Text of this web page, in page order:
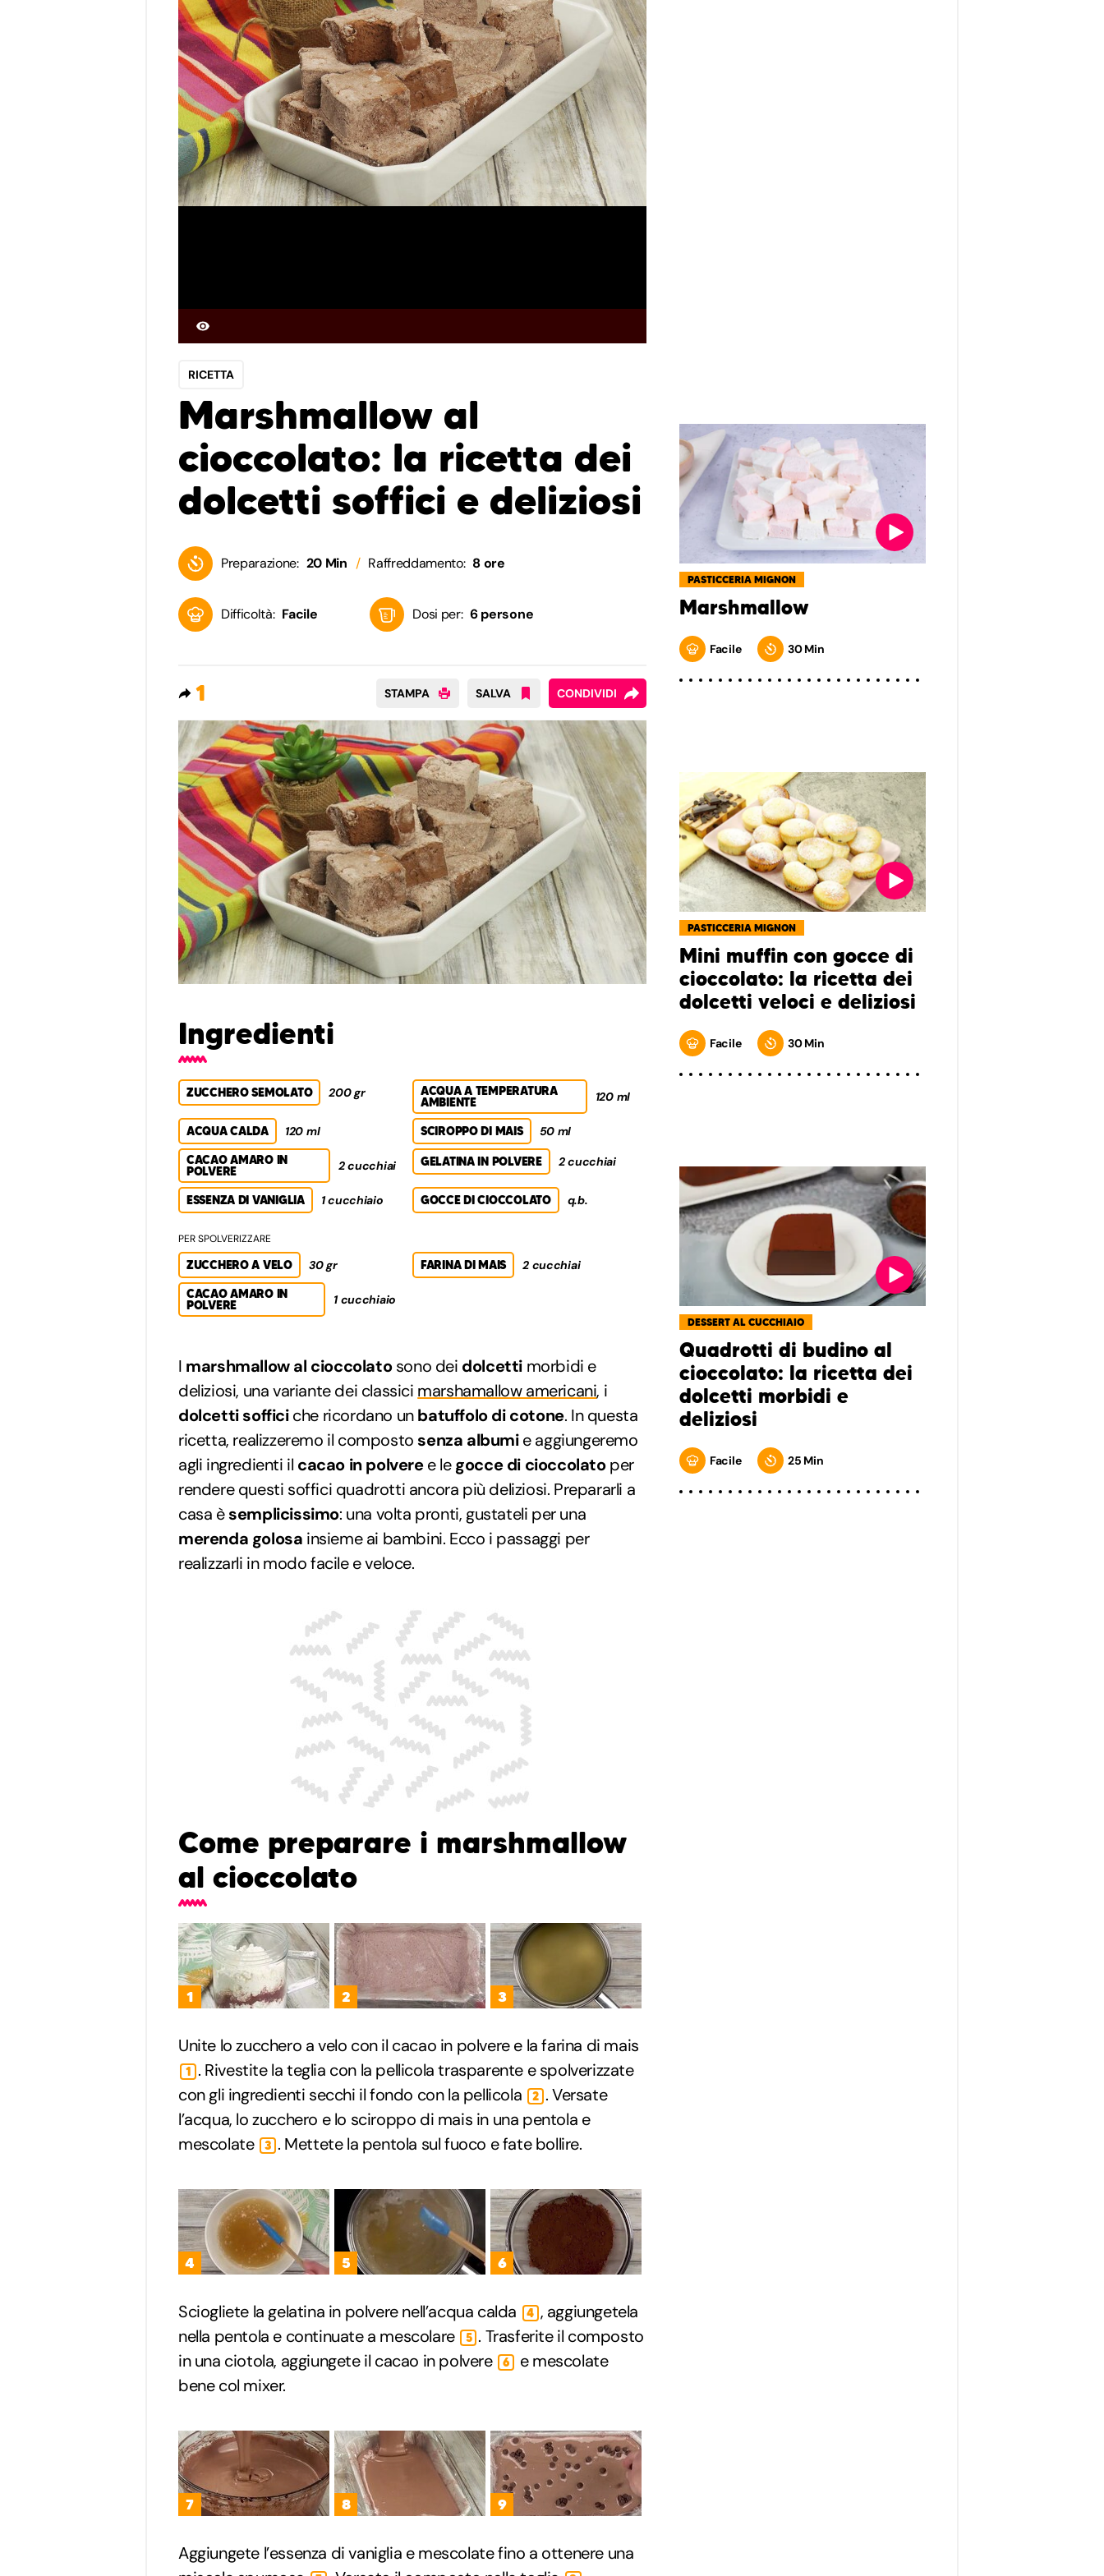
RICETTA
Marshmallow al
cioccolato: la ricetta dei
dolcetti soffici e deliziosi
Preparazione: 20 Min Raffreddamento: 8 ore
Difficoltà: Facile Dosi per: 6 persone
1 STAMPA SALVA CONDIVIDI
Ingredienti
ZUCCHERO SEMOLATO 200 gr ACQUA A TEMPERATURA
AMBIENTE 120 ml
ACQUA CALDA 120 ml SCIROPPO DI MAIS
50 ml
CACAO AMARO IN
POLVERE 2 cucchiai GELATINA IN POLVERE 2 cucchiai
ESSENZA DI VANIGLIA 1 cucchiaio GOCCE DI CIOCCOLATO q.b.
PER SPOLVERIZZARE
ZUCCHERO A VELO 30 gr FARINA DI MAIS
2 cucchiai
CACAO AMARO IN
POLVERE 1 cucchiaio
I marshmallow al cioccolatosono dei dolcetti morbidi e
deliziosi, una variante dei classici marshamallow americani, i
dolcetti sofficiche ricordano unbatuffolo di cotone. In questa
ricetta, realizzeremo il composto senza albumie aggiungeremo
agli ingredienti il cacao in polveree legocce di cioccolatoper
rendere questi soffici quadrotti ancora più deliziosi. Prepararli a
casa èsemplicissimo: una volta pronti, gustateli per una
merenda golosa insieme ai bambini. Ecco i passaggi per
realizzarli in modo facile e veloce.
Come preparare i marshmallow
al cioccolato
1 2 3
Unite lo zucchero a velo con il cacao in polvere e la farina di mais
1 . Rivestite la teglia con la pellicola trasparente e spolverizzate
con gli ingredienti secchi il fondo con la pellicola
2 . Versate
l’acqua, lo zucchero e lo sciroppo di mais in una pentola e
mescolate
3 . Mettete la pentola sul fuoco e fate bollire.
4 5 6
Sciogliete la gelatina in polvere nell’acqua calda 4 , aggiungetela
nella pentola e continuate a mescolare
5 . Trasferite il composto
in una ciotola, aggiungete il cacao in polvere
6
e mescolate
bene col mixer.
7 8 9
Aggiungete l’essenza di vaniglia e mescolate fino a ottenere una
PASTICCERIA MIGNON
Marshmallow
Facile 30 Min
PASTICCERIA MIGNON
Mini muffin con gocce di
cioccolato: la ricetta dei
dolcetti veloci e deliziosi
Facile 30 Min
DESSERT AL CUCCHIAIO
Quadrotti di budino al
cioccolato: la ricetta dei
dolcetti morbidi e
deliziosi
Facile 25 Min